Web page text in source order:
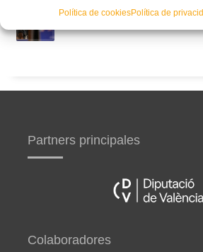
Política de cookiesPolítica de
Curso de entrenador de fútbol
Castellón y Alicante
Partners principales
Colaboradores